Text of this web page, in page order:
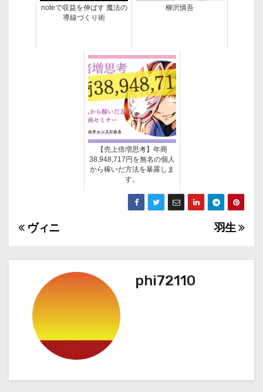
noteで収益を伸ばす 魔法の
導線づくり術
柳沢慎吾
【売上倍増思考】年商
38,948,717円を無名の個人
から稼いだ方法を暴露しま
す。
投
稿
ビ
ゲ
シ
羽生
ヴィニ
phi72110